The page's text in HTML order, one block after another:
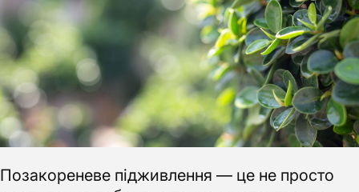
Позакореневе підживлення — це не просто